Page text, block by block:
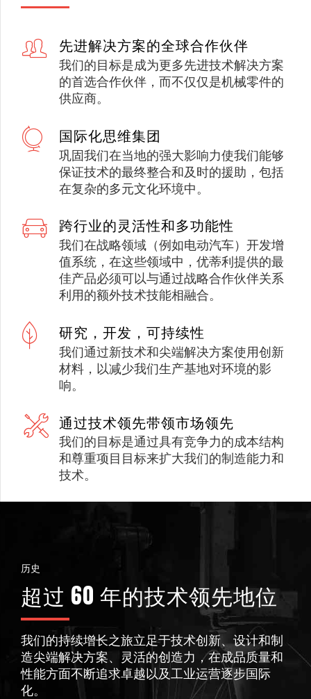
先进解决方案的全球合作伙伴
我们的目标是成为更多先进技术解决方案
的首选合作伙伴，而不仅仅是机械零件的
供应商。
国际化思维集团
巩固我们在当地的强大影响力使我们能够
保证技术的最终整合和及时的援助，包括
在复杂的多元文化环境中。
跨行业的灵活性和多功能性
我们在战略领域（例如电动汽车）开发增
值系统，在这些领域中，优蒂利提供的最
佳产品必须可以与通过战略合作伙伴关系
利用的额外技术技能相融合。
研究，开发，可持续性
我们通过新技术和尖端解决方案使用创新
材料，以减少我们生产基地对环境的影
响。
通过技术领先带领市场领先
我们的目标是通过具有竞争力的成本结构
和尊重项目目标来扩大我们的制造能力和
技术。
历史
超过 60 年的技术领先地位
我们的持续增长之旅立足于技术创新、设计和制
造尖端解决方案、灵活的创造力，在成品质量和
性能方面不断追求卓越以及工业运营逐步国际
化。